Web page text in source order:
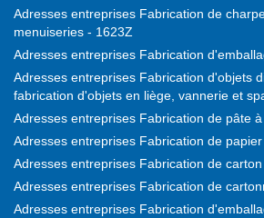
Adresses entreprises Fabrication de
menuiseries - 1623Z
Adresses entreprises Fabrication
Adresses entreprises Fabrication d'objets
fabrication d'objets en liège, vannerie et
Adresses entreprises Fabrication de pâte
Adresses entreprises Fabrication de
Adresses entreprises Fabrication de
Adresses entreprises Fabrication de
Adresses entreprises Fabrication